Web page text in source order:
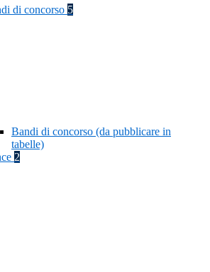
di concorso 5
Bandi di concorso (da pubblicare in
tabelle)
2